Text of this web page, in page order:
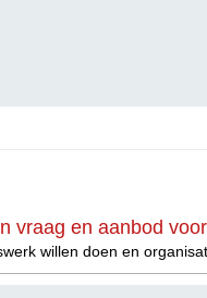
vraag en aanbod
willen doen en